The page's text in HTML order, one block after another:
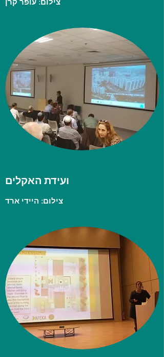
יום עיון לממוני אנרגיה במגזר
הציבורי - משרד האנרגיה
צילום: עופר קרן
ועידת האקלים
צילום: היידי ארד